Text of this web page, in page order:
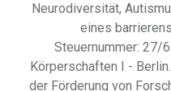
Neurodiversität,
eines
Steuernummer: 27/
Körperschaften I - Berlin
der Förderung von